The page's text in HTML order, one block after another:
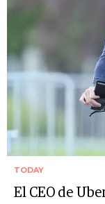
TODAY
El CEO de